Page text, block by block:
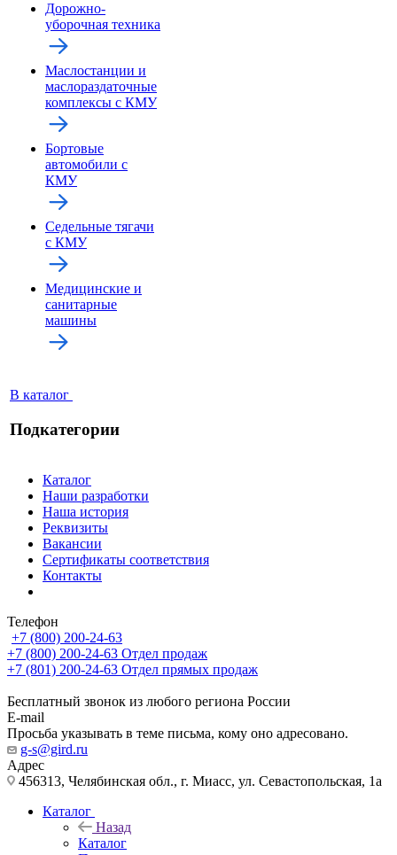
Дорожно-
уборочная техника
Маслостанции и
маслораздаточные
комплексы с КМУ
Бортовые
автомобили с
КМУ
Седельные тягачи
с КМУ
Медицинские и
санитарные
машины
В каталог
Подкатегории
Каталог
Наши разработки
Наша история
Реквизиты
Вакансии
Сертификаты соответствия
Контакты
Телефон
+7 (800) 200-24-63
+7 (800) 200-24-63 Отдел продаж
+7 (801) 200-24-63 Отдел прямых продаж
Бесплатный звонок из любого региона России
E-mail
Просьба указывать в теме письма, кому оно адресовано.
g-s@gird.ru
Адрес
456313, Челябинская обл., г. Миасс, ул. Севастопольская, 1а
Каталог
Назад
Каталог